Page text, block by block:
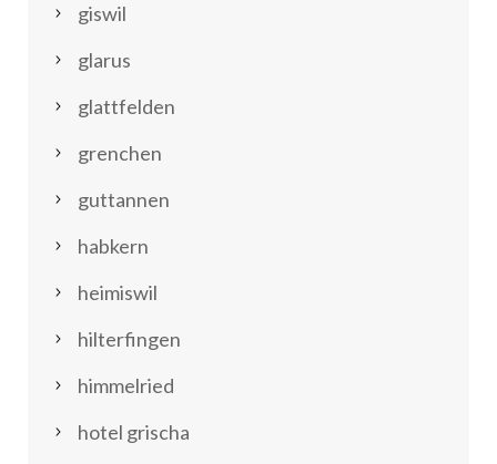
giswil
glarus
glattfelden
grenchen
guttannen
habkern
heimiswil
hilterfingen
himmelried
hotel grischa